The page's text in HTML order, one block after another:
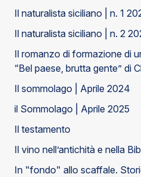
Il naturalista siciliano | n. 1
Il naturalista siciliano | n. 2
Il romanzo di formazione di
“Bel paese, brutta gente” di
Il sommolago | Aprile 2024
il Sommolago | Aprile 2025
Il testamento
Il vino nell’antichità e nella
In "fondo" allo scaffale.